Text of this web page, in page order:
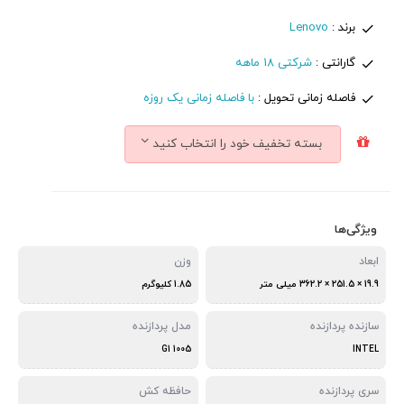
برند : Lenovo
گارانتی :شرکتی 18 ماهه
فاصله زمانی تحویل : با فاصله زمانی یک روزه
بسته تخفیف خود را انتخاب کنید
ویژگی‌ها
ابعاد
19.9 × 251.5 × 362.2 میلی‌ متر
وزن
1.85 کلیوگرم
سازنده پردازنده
INTEL
مدل پردازنده
1005 G1
سری پردازنده حافظه کش